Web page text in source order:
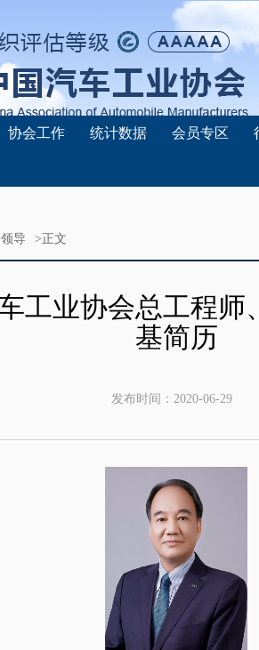
协会工作 统计数据 会员专区
导 >正文
工业协会总工程师
基简历
发布时间： 2020-06-29